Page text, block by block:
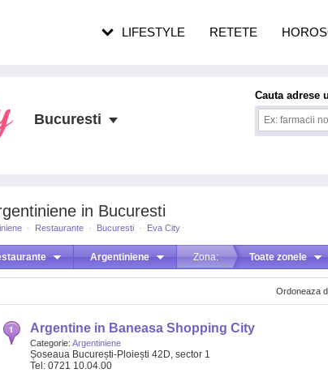
in Bucuresti
· Restaurante · Bucuresti · Eva City
Argentiniene Zona: Toate zonele
Ordoneaza
Argentine in Baneasa Shopping City
Categorie: Argentiniene
Șoseaua București-Ploiești 42D, sector 1
Tel: 0721 10.04.00
Bucuresti
Cauta adrese
LIFESTYLE RETETE